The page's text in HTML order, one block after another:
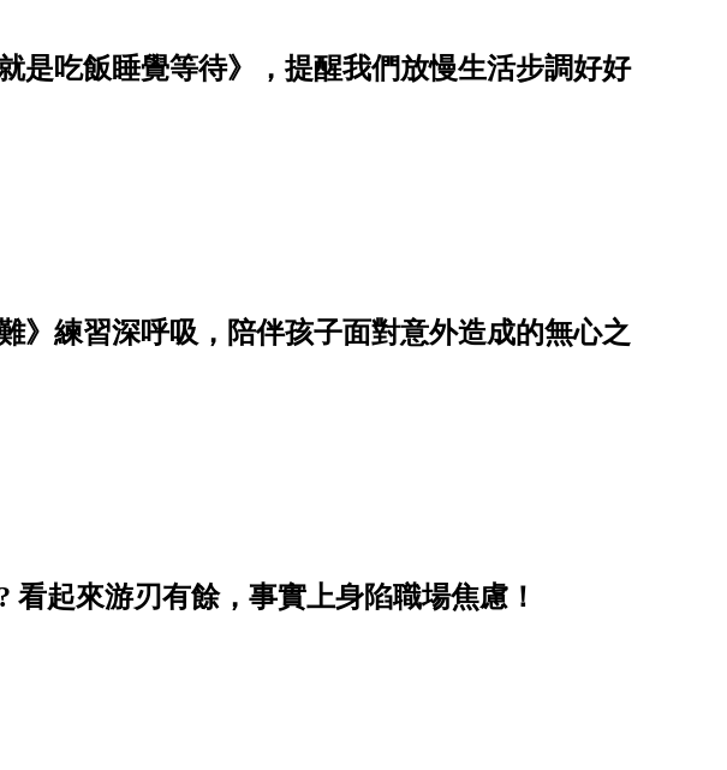
是吃飯睡覺等待》，提醒我們放慢生活步調好好
》練習深呼吸，陪伴孩子面對意外造成的無心之
看起來游刃有餘，事實上身陷職場焦慮！